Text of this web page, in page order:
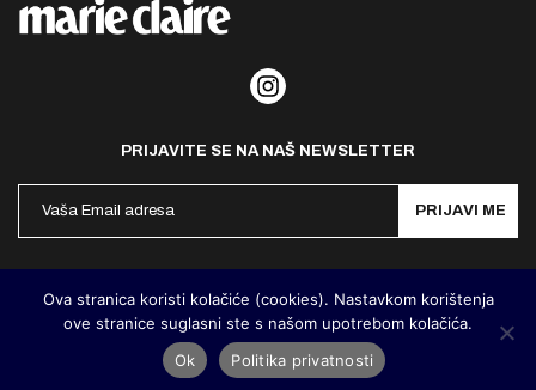
PRIJAVITE SE NA NAŠ NEWSLETTER
PRIJAVI ME
MarieClaire Hrvatska 2026. Designed and developed by Cubes
Ova stranica koristi kolačiće (cookies). Nastavkom korištenja
ove stranice suglasni ste s našom upotrebom kolačića.
Ok
Politika privatnosti